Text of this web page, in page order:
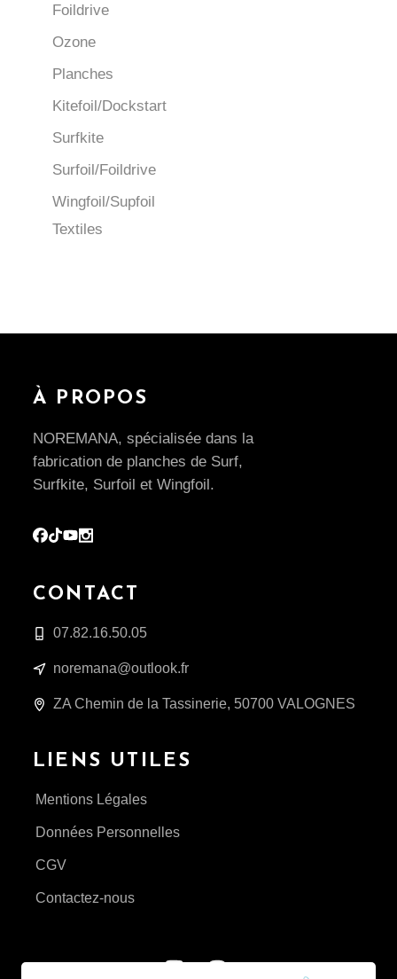
Foildrive
Ozone
Planches
Kitefoil/Dockstart
Surfkite
Surfoil/Foildrive
Wingfoil/Supfoil
Textiles
À PROPOS
NOREMANA, spécialisée dans la
fabrication de planches de Surf,
Surfkite, Surfoil et Wingfoil.
CONTACT
07.82.16.50.05
noremana@outlook.fr
ZA Chemin de la Tassinerie, 50700 VALOGNES
LIENS UTILES
Mentions Légales
Données Personnelles
CGV
Contactez-nous